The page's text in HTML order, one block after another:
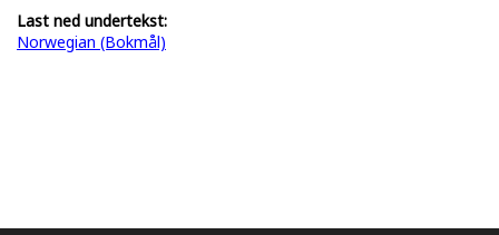
Last ned undertekst:
Norwegian (Bokmål)